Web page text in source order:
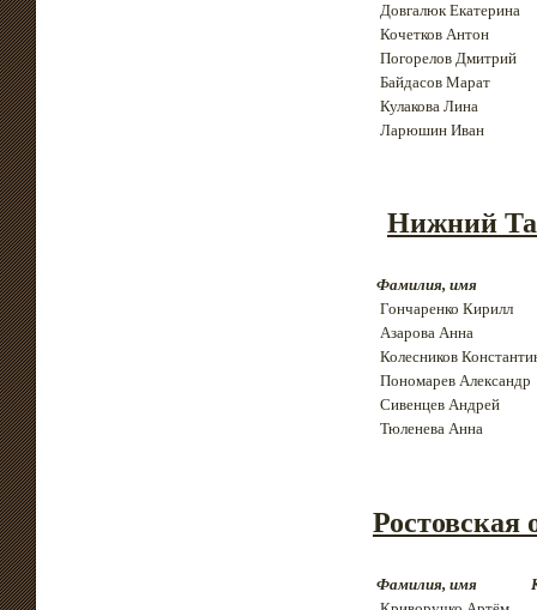
Довгалюк Екатерина
Кочетков Антон
Погорелов Дмитрий
Байдасов Марат
Кулакова Лина
Ларюшин Иван
Нижний
Фамилия, имя
Гончаренко Кирилл
Азарова Анна
Колесников
Пономарев Александр
Сивенцев Андрей
Тюленева Анна
Ростовская
Фамилия, имя